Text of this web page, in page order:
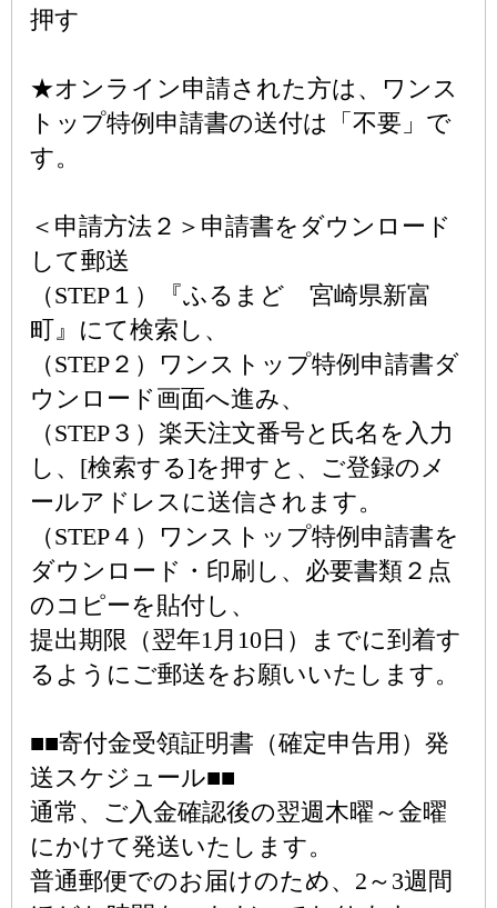
押す
★オンライン申請された方は、ワンス
トップ特例申請書の送付は「不要」で
す。
＜申請方法２＞申請書をダウンロード
して郵送
（STEP１）『ふるまど 宮崎県新富
町』にて検索し、
（STEP２）ワンストップ特例申請書ダ
ウンロード画面へ進み、
（STEP３）楽天注文番号と氏名を入力
し、[検索する]を押すと、ご登録のメ
ールアドレスに送信されます。
（STEP４）ワンストップ特例申請書を
ダウンロード・印刷し、必要書類２点
のコピーを貼付し、
提出期限（翌年1月10日）までに到着す
るようにご郵送をお願いいたします。
■■寄付金受領証明書（確定申告用）発
送スケジュール■■
通常、ご入金確認後の翌週木曜～金曜
にかけて発送いたします。
普通郵便でのお届けのため、2～3週間